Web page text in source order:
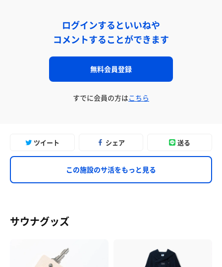
ログインするといいねや
コメントすることができます
無料会員登録
すでに会員の方はこちら
ツイート シェア 送る
この施設のサ活をもっと見る
サウナグッズ